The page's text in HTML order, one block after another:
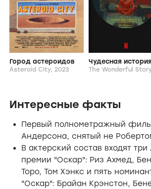
Город астероидов
Asteroid City, 2023
Интересные факты
Первый полнометражный
Андерсона, снятый не
В актерский состав входят три
премии "Оскар": Риз Ахмед,
Торо, Том Хэнкс и пять
"Оскар": Брайан Крэнстон,